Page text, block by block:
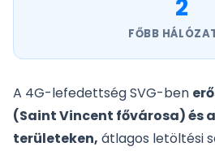
2
FŐBB
A 4G-lefedettség SVG-ben
(Saint Vincent fővárosa) és
területeken, átlagos letöltési